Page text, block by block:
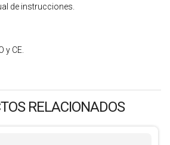
de instrucciones.
y CE.
RELACIONADOS